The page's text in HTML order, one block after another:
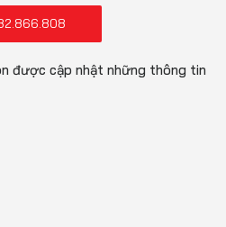
được cập nhật những thông tin